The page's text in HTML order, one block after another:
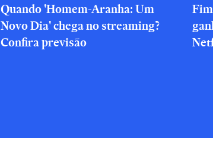
Quando 'Homem-Aranha: Um
Novo Dia' chega no streaming?
Confira previsão